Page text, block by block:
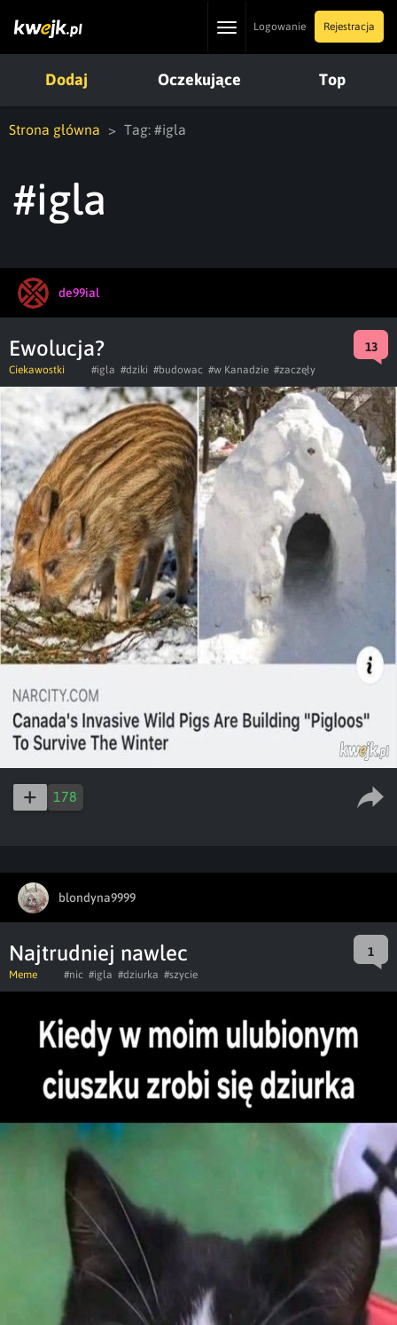
ToggleLogowanie Rejestracja
Dodaj Oczekujące Top
Strona główna Tag: #igla
#igla
de99ial
Ewolucja? 13
Ciekawostki #igla #dziki #budowac #w Kanadzie #zaczęły
178
blondyna9999
Najtrudniej nawlec 1
Meme #nic #igla #dziurka #szycie